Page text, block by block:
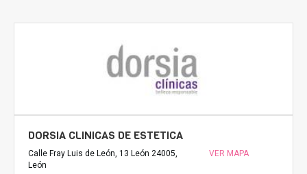
DORSIA CLINICAS DE ESTETICA
Calle Fray Luis de León, 13 León 24005,
León
VER MAPA